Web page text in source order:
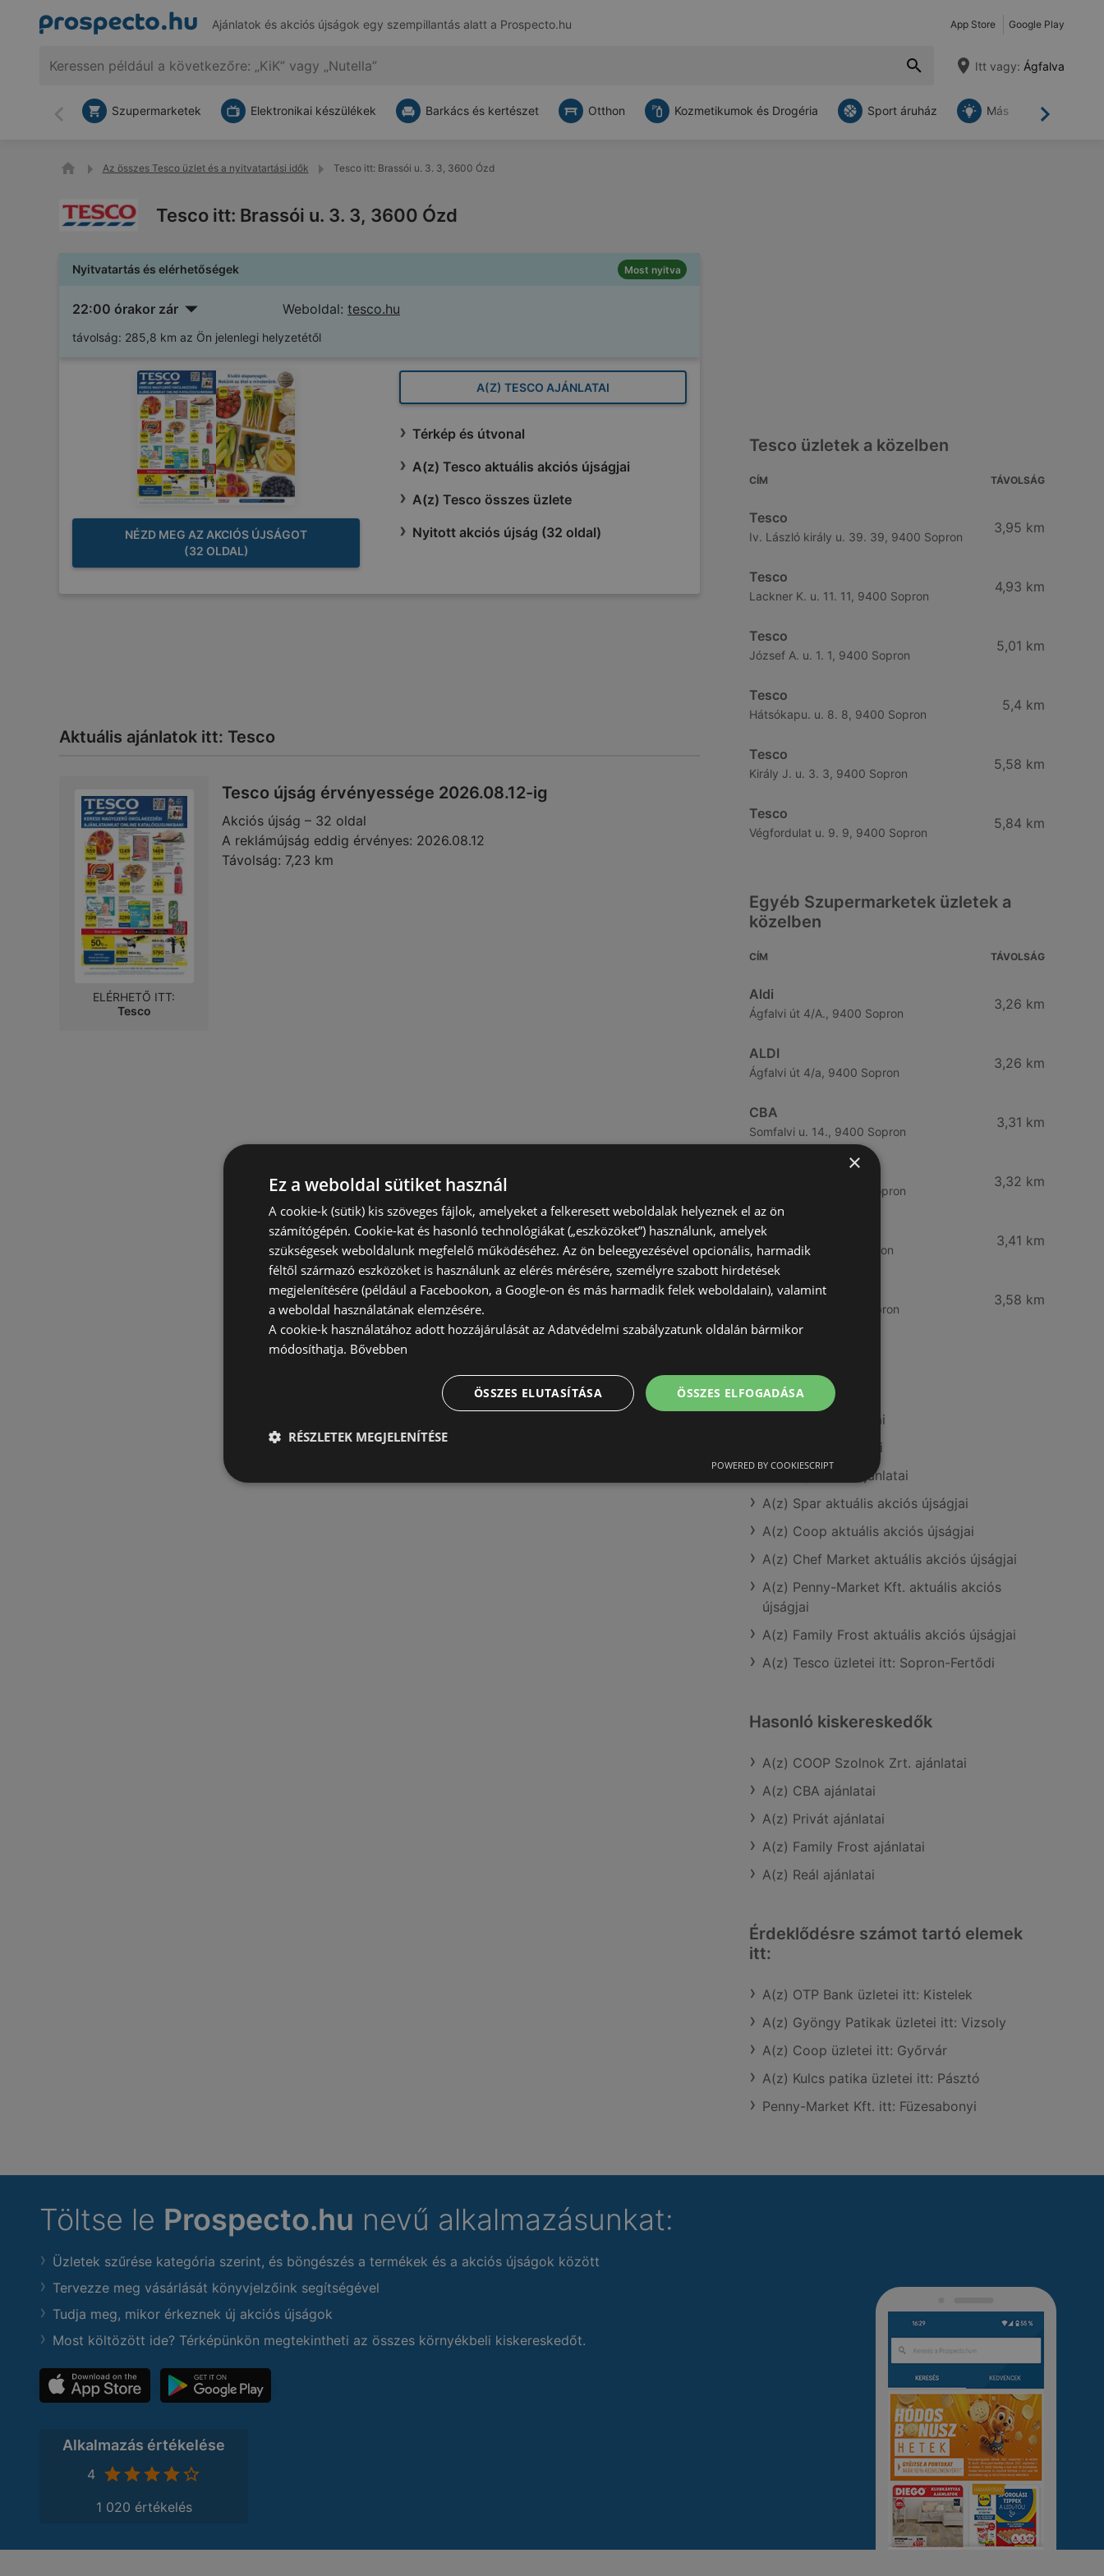
Ajánlatok és akciós újságok egy szempillantás alatt a Prospecto.hu App Store Google Play
Itt vagy: Ágfalva
Vissza Tovább
Szupermarketek Elektronikai készülékek Barkács és kertészet Otthon Kozmetikumok és Drogéria Sport áruház Más
Az összes Tesco üzlet és a nyitvatartási idők Tesco itt: Brassói u. 3. 3, 3600 Ózd
Tesco itt: Brassói u. 3. 3, 3600 Ózd
Nyitvatartás és elérhetőségek Most nyitva
22:00 órakor zár Weboldal: tesco.hu
távolság: 285,8 km az Ön jelenlegi helyzetétől
NÉZD MEG AZ AKCIÓS ÚJSÁGOT
(32 OLDAL)
A(Z) TESCO AJÁNLATAI
Térkép és útvonal
A(z) Tesco aktuális akciós újságjai
A(z) Tesco összes üzlete
Nyitott akciós újság (32 oldal)
Aktuális ajánlatok itt: Tesco
Tesco újság érvényessége 2026.08.12-ig
Akciós újság – 32 oldal
A reklámújság eddig érvényes: 2026.08.12
Távolság: 7,23 km
ELÉRHETŐ ITT:
Tesco
Tesco üzletek a közelben
CÍM TÁVOLSÁG
Tesco
Iv. László király u. 39. 39, 9400 Sopron
3,95 km
Tesco
Lackner K. u. 11. 11, 9400 Sopron
4,93 km
Tesco
József A. u. 1. 1, 9400 Sopron
5,01 km
Tesco
Hátsókapu. u. 8. 8, 9400 Sopron
5,4 km
Tesco
Király J. u. 3. 3, 9400 Sopron
5,58 km
Tesco
Végfordulat u. 9. 9, 9400 Sopron
5,84 km
Egyéb Szupermarketek üzletek a
közelben
CÍM TÁVOLSÁG
Aldi
Ágfalvi út 4/A., 9400 Sopron
3,26 km
ALDI
Ágfalvi út 4/a, 9400 Sopron
3,26 km
CBA
Somfalvi u. 14., 9400 Sopron
3,31 km
Besenyő u. 16., 9400 Sopron
3,32 km
Reál
Ibolya út 15., 9400 Sopron
3,41 km
CBA
Bánfalvi u. 14, 9400 Sopron
3,58 km
További linkek
A(z) Tesco ajánlatai
A(z) Coop ajánlatai
A(z) AlphaZoo ajánlatai
A(z) Spar aktuális akciós újságjai
A(z) Coop aktuális akciós újságjai
A(z) Chef Market aktuális akciós újságjai
A(z) Penny-Market Kft. aktuális akciós
újságjai
A(z) Family Frost aktuális akciós újságjai
A(z) Tesco üzletei itt: Sopron-Fertődi
Hasonló kiskereskedők
A(z) COOP Szolnok Zrt. ajánlatai
A(z) CBA ajánlatai
A(z) Privát ajánlatai
A(z) Family Frost ajánlatai
A(z) Reál ajánlatai
Érdeklődésre számot tartó elemek
itt:
A(z) OTP Bank üzletei itt: Kistelek
A(z) Gyöngy Patikak üzletei itt: Vizsoly
A(z) Coop üzletei itt: Győrvár
A(z) Kulcs patika üzletei itt: Pásztó
Penny-Market Kft. itt: Füzesabonyi
Töltse le Prospecto.hu nevű alkalmazásunkat:
Üzletek szűrése kategória szerint, és böngészés a termékek és a akciós újságok között
Tervezze meg vásárlását könyvjelzőink segítségével
Tudja meg, mikor érkeznek új akciós újságok
Most költözött ide? Térképünkön megtekintheti az összes környékbeli kiskereskedőt.
Alkalmazás értékelése
4
1 020 értékelés
×
Ez a weboldal sütiket használ
A cookie-k (sütik) kis szöveges fájlok, amelyeket a felkeresett weboldalak helyeznek el az ön
számítógépén. Cookie-kat és hasonló technológiákat („eszközöket”) használunk, amelyek
szükségesek weboldalunk megfelelő működéséhez. Az ön beleegyezésével opcionális, harmadik
féltől származó eszközöket is használunk az elérés mérésére, személyre szabott hirdetések
megjelenítésére (például a Facebookon, a Google-on és más harmadik felek weboldalain), valamint
a weboldal használatának elemzésére.
A cookie-k használatához adott hozzájárulását az Adatvédelmi szabályzatunk oldalán bármikor
módosíthatja. Bővebben
ÖSSZES ELFOGADÁSA
ÖSSZES ELUTASÍTÁSA
RÉSZLETEK MEGJELENÍTÉSE
POWERED BY COOKIESCRIPT